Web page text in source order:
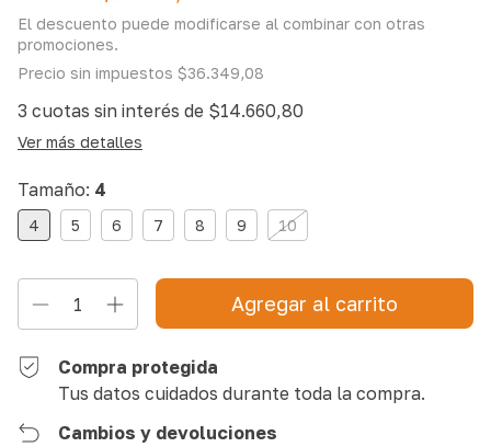
El descuento puede modificarse al combinar con otras
promociones.
Precio sin impuestos $36.349,08
3 cuotas sin interés de $14.660,80
Ver más detalles
Tamaño: 4
4 5 6 7 8 9 10
Compra protegida
Tus datos cuidados durante toda la compra.
Cambios y devoluciones